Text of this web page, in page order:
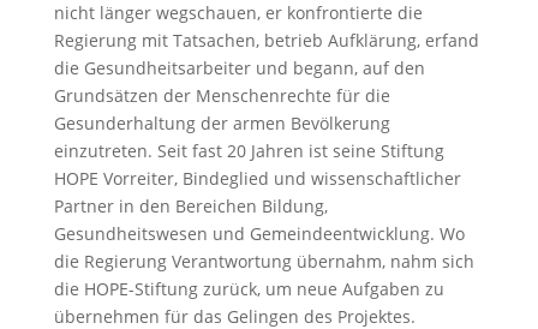
nicht länger wegschauen, er konfrontierte die
Regierung mit Tatsachen, betrieb Aufklärung, erfand
die Gesundheitsarbeiter und begann, auf den
Grundsätzen der Menschenrechte für die
Gesunderhaltung der armen Bevölkerung
einzutreten. Seit fast 20 Jahren ist seine Stiftung
HOPE Vorreiter, Bindeglied und wissenschaftlicher
Partner in den Bereichen Bildung,
Gesundheitswesen und Gemeindeentwicklung. Wo
die Regierung Verantwortung übernahm, nahm sich
die HOPE-Stiftung zurück, um neue Aufgaben zu
übernehmen für das Gelingen des Projektes.